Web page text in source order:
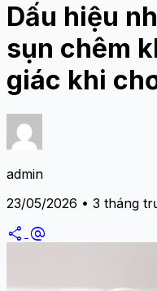
Dấu hiệu
sụn chêm
giác khi
admin
23/05/2026 • 3 tháng
share alternate_email